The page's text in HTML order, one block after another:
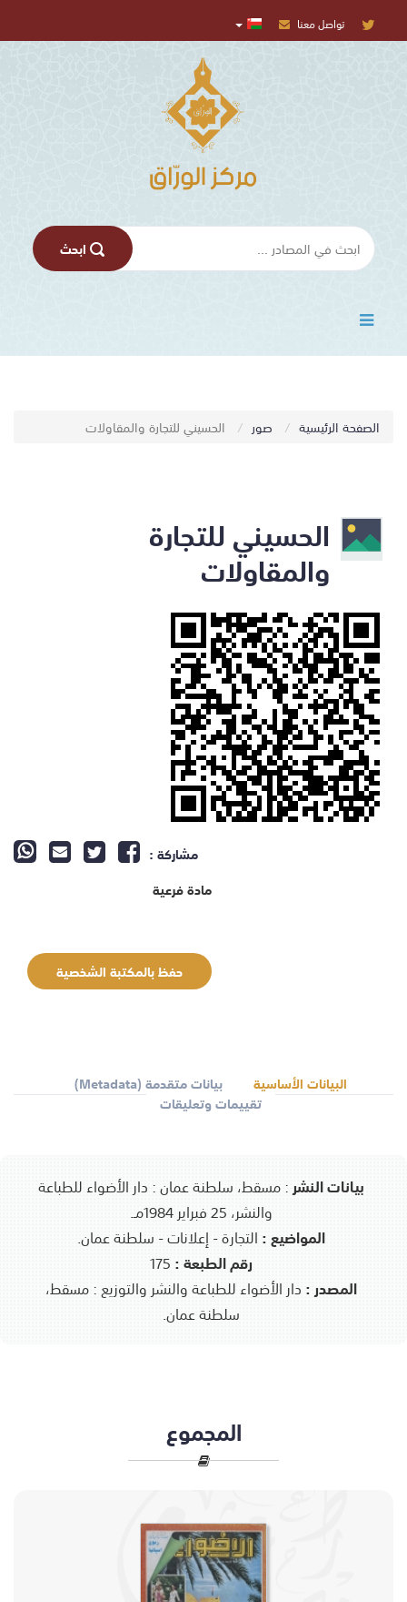
تواصل معنا
اﺑﺤﺚ
الصفحة الرئيسية صور الحسيني للتجارة والمقاولات
الحسيني للتجارة
والمقاولات
مشاركة :
مادة فرعية
حفظ بالمكتبة الشخصية
البيانات الأساسية
بيانات متقدمة (Metadata)
تقييمات وتعليقات
بيانات النشر:مسقط، سلطنة عمان : دار الأضواء للطباعة
والنشر، 25 فبراير 1984مـ.
المواضيع : التجارة - إعلانات - سلطنة عمان.
رقم الطبعة : 175
المصدر : دار الأضواء للطباعة والنشر والتوزيع : مسقط،
سلطنة عمان.
المجموع